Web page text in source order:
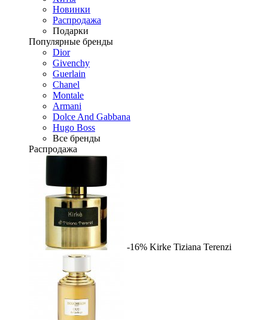
Новинки
Распродажа
Подарки
Популярные бренды
Dior
Givenchy
Guerlain
Chanel
Montale
Armani
Dolce And Gabbana
Hugo Boss
Все бренды
Распродажа
-16% Kirke Tiziana Terenzi